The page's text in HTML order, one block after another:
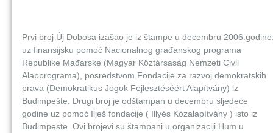
Prvi broj Új Dobosa izašao je iz štampe u decembru
uz finansijsku pomoć Nacionalnog građanskog programa
Republike Mađarske (Magyar Köztársaság Nemzeti Civil
Alapprograma), posredstvom Fondacije za razvoj demokratskih
prava (Demokratikus Jogok Fejlesztéséért Alapítvány) iz
Budimpešte. Drugi broj je odštampan u decembru sljedeće
godine uz pomoć Ilješ fondacije ( Illyés Közalapítvány ) isto iz
Budimpeste. Ovi brojevi su štampani u organizaciji Hum u